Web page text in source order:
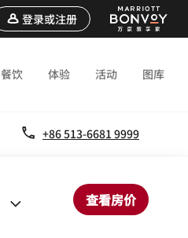
登录或注册
餐饮 体验 活动 图库
+86 513-6681 9999
查看房价